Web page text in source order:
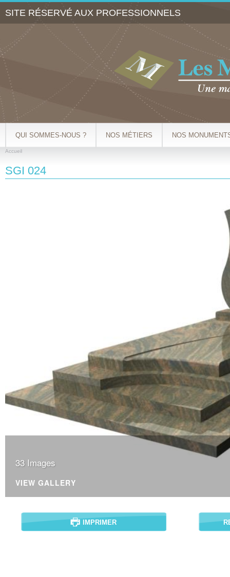
SITE RÉSERVÉ AUX PROFESSIONNELS
QUI SOMMES-NOUS ? NOS MÉTIERS NOS
Accueil
SGI 024
33 Images
VIEW GALLERY
IMPRIMER